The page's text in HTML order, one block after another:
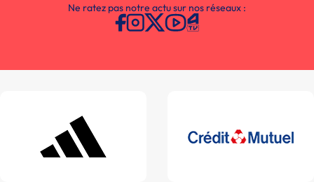
Ne ratez pas notre actu sur nos réseaux :